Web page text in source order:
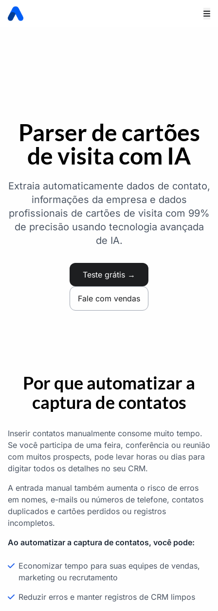
Parser de cartões
de visita com IA
Extraia automaticamente dados de contato,
informações da empresa e dados
profissionais de cartões de visita com 99%
de precisão usando tecnologia avançada
de IA.
Teste grátis →
Fale com vendas
Por que automatizar a
captura de contatos
Inserir contatos manualmente consome muito tempo.
Se você participa de uma feira, conferência ou reunião
com muitos prospects, pode levar horas ou dias para
digitar todos os detalhes no seu CRM.
A entrada manual também aumenta o risco de erros
em nomes, e-mails ou números de telefone, contatos
duplicados e cartões perdidos ou registros
incompletos.
Ao automatizar a captura de contatos, você pode:
Economizar tempo para suas equipes de vendas,
marketing ou recrutamento
Reduzir erros e manter registros de CRM limpos